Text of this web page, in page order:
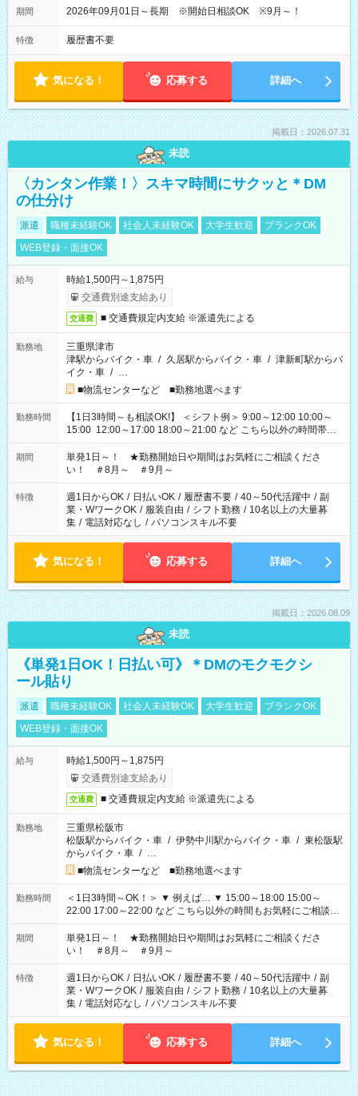
期間 2026年09月01日～長期 ※開始日相談OK ※9月～！
特徴 履歴書不要
気になる！ 応募する 詳細へ
掲載日：2026.07.31
未読
〈カンタン作業！〉スキマ時間にサクッと＊DM
の仕分け
派遣 職種未経験OK 社会人未経験OK 大学生歓迎
ブランクOK
WEB登録・面接OK
給与
時給1,500円～1,875円
交通費別途支給あり
交通費 ■ 交通費規定内支給 ※派遣先による
勤務地
三重県津市
津駅からバイク・車 / 久居駅からバイク・車 / 津新町駅からバ
イク・車 / …
■物流センターなど ■勤務地選べます
勤務時間
【1日3時間～も相談OK!】 ＜シフト例＞ 9:00～12:00 10:00～
15:00 12:00～17:00 18:00～21:00 など こちら以外の時間帯も
お気軽にご相談ください！
期間
単発1日～！ ★勤務開始日や期間はお気軽にご相談くださ
い！ ＃8月～ ＃9月～
特徴 週1日からOK / 日払いOK / 履歴書不要 / 40～50代活躍中 / 副
業・WワークOK / 服装自由 / シフト勤務 / 10名以上の大量募
集 / 電話対応なし / パソコンスキル不要
気になる！ 応募する 詳細へ
掲載日：2026.08.09
未読
《単発1日OK！日払い可》＊DMのモクモクシ
ール貼り
派遣 職種未経験OK 社会人未経験OK 大学生歓迎
ブランクOK
WEB登録・面接OK
給与
時給1,500円～1,875円
交通費別途支給あり
交通費 ■ 交通費規定内支給 ※派遣先による
勤務地
三重県松阪市
松阪駅からバイク・車 / 伊勢中川駅からバイク・車 / 東松阪駅
からバイク・車 / …
■物流センターなど ■勤務地選べます
勤務時間
＜1日3時間～OK！＞ ▼ 例えば… ▼ 15:00～18:00 15:00～
22:00 17:00～22:00 など こちら以外の時間もお気軽にご相談く
ださい！
期間
単発1日～！ ★勤務開始日や期間はお気軽にご相談くださ
い！ ＃8月～ ＃9月～
特徴 週1日からOK / 日払いOK / 履歴書不要 / 40～50代活躍中 / 副
業・WワークOK / 服装自由 / シフト勤務 / 10名以上の大量募
集 / 電話対応なし / パソコンスキル不要
気になる！ 応募する 詳細へ